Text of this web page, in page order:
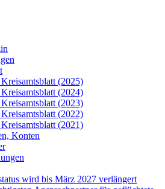
(2025)
(2024)
(2023)
(2022)
(2021)
Konten
wird bis März 2027 verlängert